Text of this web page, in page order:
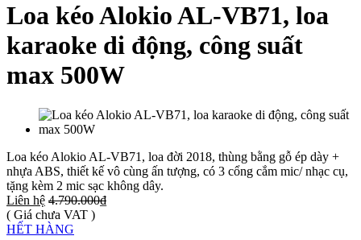
Loa kéo Alokio AL-VB71, loa
karaoke di động, công suất
max 500W
Loa kéo Alokio AL-VB71, loa đời 2018, thùng bằng gỗ ép dày +
nhựa ABS, thiết kế vô cùng ấn tượng, có 3 cổng cắm mic/ nhạc cụ,
tặng kèm 2 mic sạc không dây.
Liên hệ 4.790.000₫
( Giá chưa VAT )
HẾT HÀNG